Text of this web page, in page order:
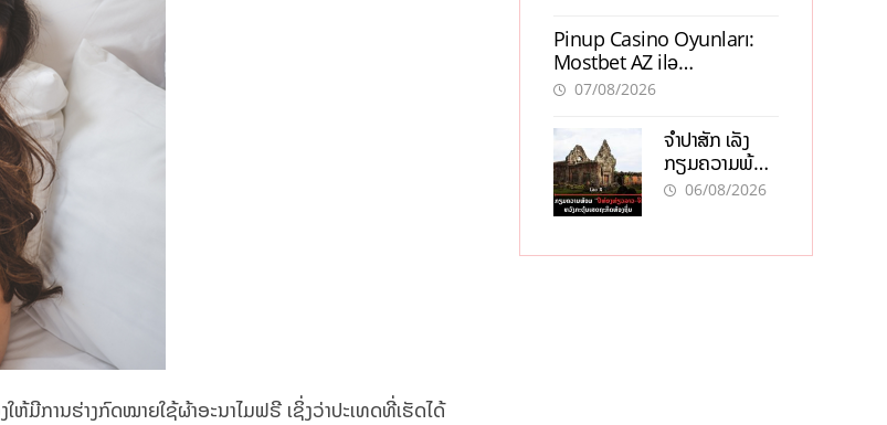
ການຮ່າງກົດໝາຍໃຊ້ຜ້າອະນາໄມຟຣີ ເຊິ່ງວ່າປະເທດທີ່ເຮັດໄດ້
Pinup Casino Oyunları:
Mostbet AZ ilə
Müqayisədə Nə Təqdim
07/08/2026
ຈຳປາສັກ ເລັ່ງ
ກຽມຄວາມພ້ອມ
“ປີທ່ອງທ່ຽວ
ເສດຖະກິດ
06/08/2026